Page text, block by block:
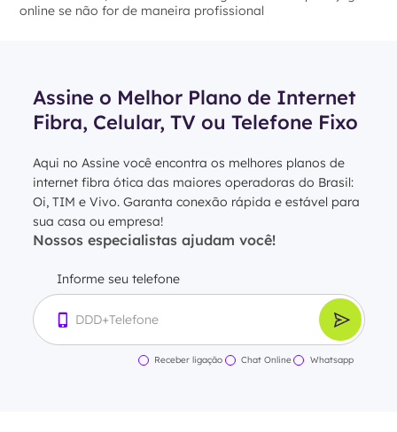
online se não for de maneira profissional
Assine o Melhor Plano de Internet
Fibra, Celular, TV ou Telefone Fixo
Aqui no Assine você encontra os melhores planos de
internet fibra ótica das maiores operadoras do Brasil:
Oi, TIM e Vivo. Garanta conexão rápida e estável para
sua casa ou empresa!
Nossos especialistas ajudam você!
Informe seu telefone
Receber ligação Chat Online Whatsapp